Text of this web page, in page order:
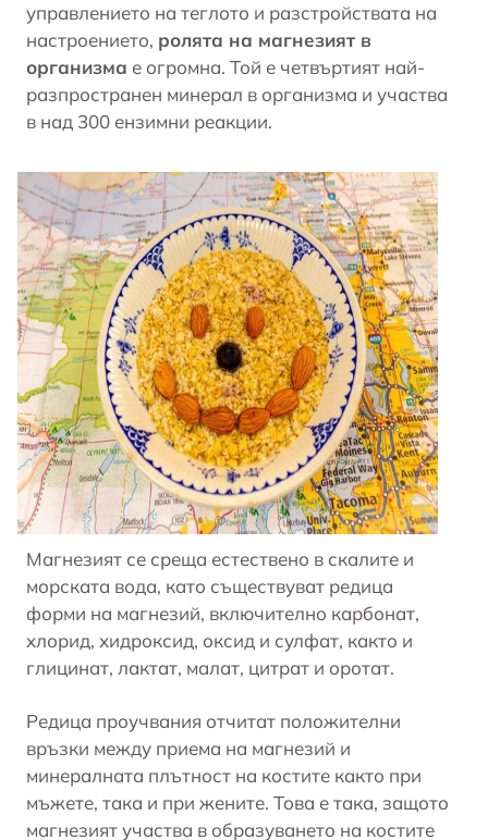
управлението на теглото и разстройствата на
настроението, ролята на магнезият в
организма е огромна. Той е четвъртият най-
разпространен минерал в организма и участва
в над 300 ензимни реакции.
Магнезият се среща естествено в скалите и
морската вода, като съществуват редица
форми на магнезий, включително карбонат,
хлорид, хидроксид, оксид и сулфат, както и
глицинат, лактат, малат, цитрат и оротат.
Редица проучвания отчитат положителни
връзки между приема на магнезий и
минералната плътност на костите както при
мъжете, така и при жените. Това е така, защото
магнезият участва в образуването на костите